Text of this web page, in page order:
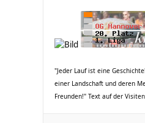
"Jeder Lauf ist eine
einer Landschaft und deren
Freunden!" Text auf der